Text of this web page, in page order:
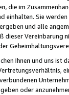
die im
einhalten. Sie
und alle
dieser Vereinbarung
Ihnen und uns
oder